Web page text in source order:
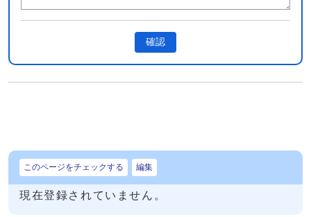
確認
このページをチェックする 編集
現在登録されていません。